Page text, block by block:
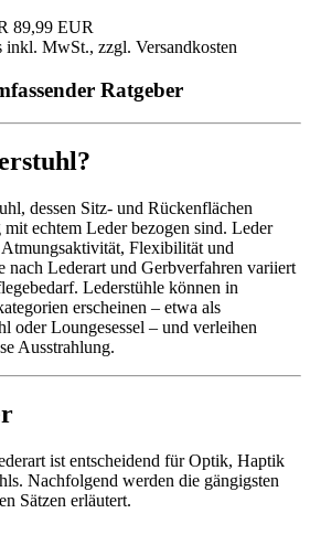
89,99 EUR
inkl. MwSt., zzgl. Versandkosten
Ratgeber
dessen Sitz- und Rückenflächen
echtem Leder bezogen sind. Leder
Flexibilität und
nach Lederart und Gerbverfahren variiert
Lederstühle können in
erscheinen – etwa als
oder Loungesessel – und verleihen
Ausstrahlung.
ist entscheidend für Optik, Haptik
Nachfolgend werden die gängigsten
Sätzen erläutert.